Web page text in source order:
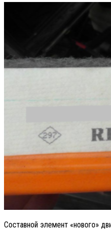
Составной элемент «нового»